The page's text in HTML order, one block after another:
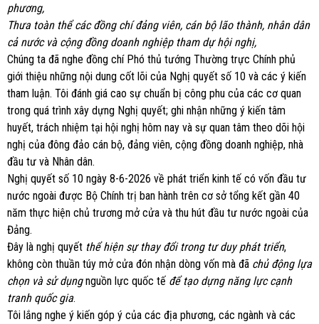
phương,
Thưa toàn thể các đồng chí đảng viên, cán bộ lão thành, nhân dân
cả nước và cộng đồng doanh nghiệp tham dự hội nghị,
Chúng ta đã nghe đồng chí Phó thủ tướng Thường trực Chính phủ
giới thiệu những nội dung cốt lõi của Nghị quyết số 10 và các ý kiến
tham luận. Tôi đánh giá cao sự chuẩn bị công phu của các cơ quan
trong quá trình xây dựng Nghị quyết; ghi nhận những ý kiến tâm
huyết, trách nhiệm tại hội nghị hôm nay và sự quan tâm theo dõi hội
nghị của đông đảo cán bộ, đảng viên, cộng đồng doanh nghiệp, nhà
đầu tư và Nhân dân.
Nghị quyết số 10 ngày 8-6-2026 về phát triển kinh tế có vốn đầu tư
nước ngoài được Bộ Chính trị ban hành trên cơ sở tổng kết gần 40
năm thực hiện chủ trương mở cửa và thu hút đầu tư nước ngoài của
Đảng.
Đây là nghị quyết thể hiện sự thay đổi trong tư duy phát triển,
không còn thuần túy mở cửa đón nhận dòng vốn mà đã chủ động lựa
chọn và sử dụngnguồn lực quốc tế để tạo dựng năng lực cạnh
tranh quốc gia.
Tôi lắng nghe ý kiến góp ý của các địa phương, các ngành và các